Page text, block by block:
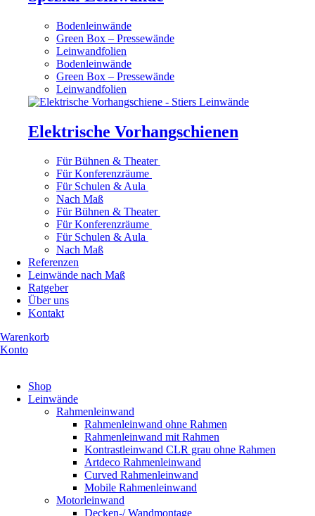
Bodenleinwände
Green Box – Pressewände
Leinwandfolien
Bodenleinwände
Green Box – Pressewände
Leinwandfolien
Elektrische Vorhangschienen
Für Bühnen & Theater
Für Konferenzräume
Für Schulen & Aula
Nach Maß
Für Bühnen & Theater
Für Konferenzräume
Für Schulen & Aula
Nach Maß
Referenzen
Leinwände nach Maß
Ratgeber
Über uns
Kontakt
Warenkorb
Konto
Shop
Leinwände
Rahmenleinwand
Rahmenleinwand ohne Rahmen
Rahmenleinwand mit Rahmen
Kontrastleinwand CLR grau ohne Rahmen
Artdeco Rahmenleinwand
Curved Rahmenleinwand
Mobile Rahmenleinwand
Motorleinwand
Decken-/ Wandmontage